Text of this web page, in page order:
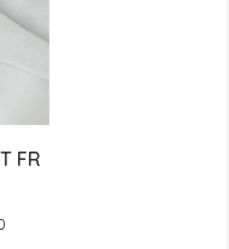
FR